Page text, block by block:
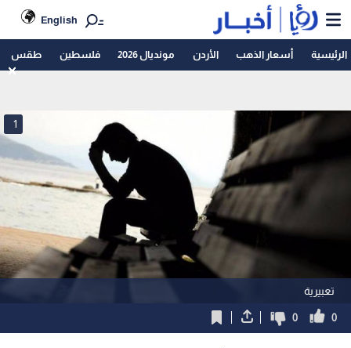
English
الرئيسية أسعار الذهب الأردن مونديال 2026 فلسطين طقس
تعبيرية
1
0
0